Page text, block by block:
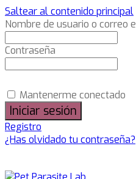
Saltear al contenido principal
Nombre de usuario o correo
Contraseña
Mantenerme conectado
Registro
¿Has olvidado tu contraseña?